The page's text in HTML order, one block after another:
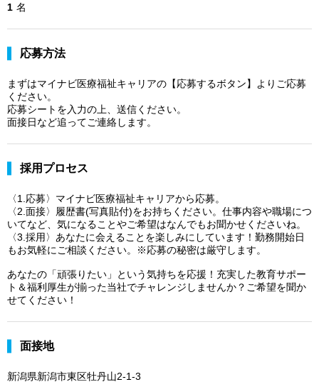
1 名
応募方法
まずはマイナビ医療福祉キャリアの【応募するボタン】よりご応募
ください。
応募シートを入力の上、送信ください。
面接日など追ってご連絡します。
採用プロセス
〈1.応募〉マイナビ医療福祉キャリアから応募。
〈2.面接〉履歴書(写真貼付)をお持ちください。仕事内容や職場につ
いてなど、気になることやご希望はなんでもお聞かせくださいね。
〈3.採用〉あなたに会えることを楽しみにしています！勤務開始日
もお気軽にご相談ください。※応募の秘密は厳守します。
あなたの「頑張りたい」という気持ちを応援！充実した教育サポー
ト＆福利厚生が揃った当社でチャレンジしませんか？ご希望を聞か
せてください！
面接地
新潟県新潟市東区牡丹山2-1-3